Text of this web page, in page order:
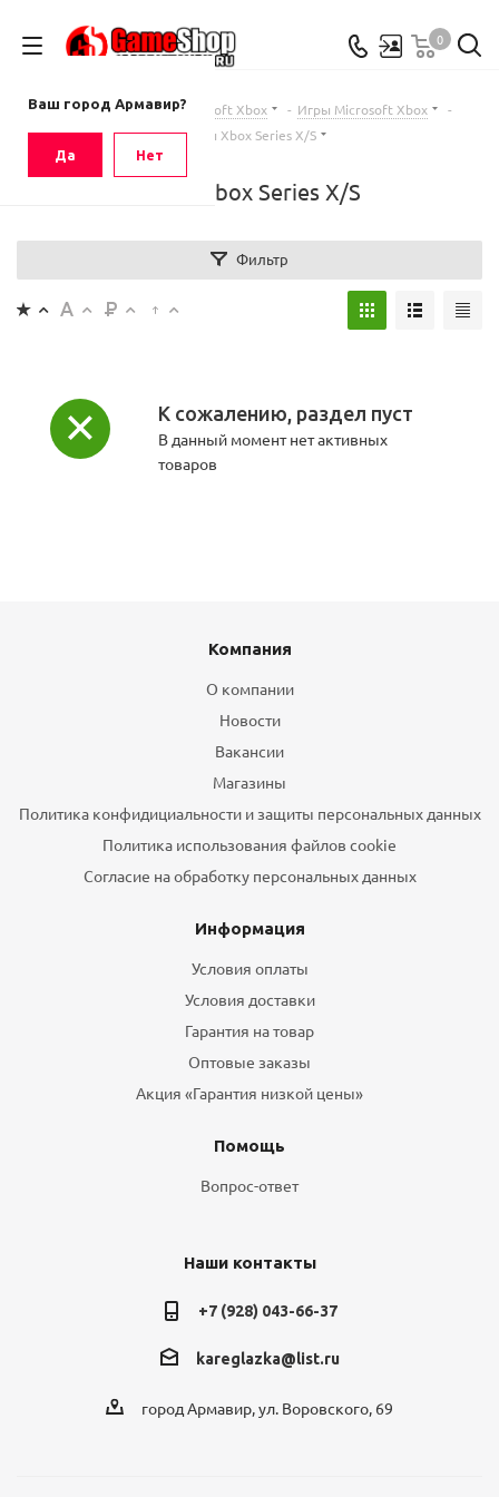
Ваш город Армавир?
Да Нет
0
Главная - Каталог - Microsoft Xbox - Игры Microsoft Xbox
-
Игры Xbox Series X/S
Игры Xbox Series X/S
Фильтр
К сожалению, раздел пуст
В данный момент нет активных
товаров
Компания
О компании
Новости
Вакансии
Магазины
Политика конфидициальности и защиты персональных данных
Политика использования файлов cookie
Согласие на обработку персональных данных
Информация
Условия оплаты
Условия доставки
Гарантия на товар
Оптовые заказы
Акция «Гарантия низкой цены»
Помощь
Вопрос-ответ
Наши контакты
+7 (928) 043-66-37
kareglazka@list.ru
город Армавир, ул. Воровского, 69